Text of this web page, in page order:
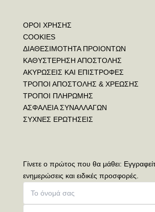
ΟΡΟΙ ΧΡΗΣΗΣ
COOKIES
ΔΙΑΘΕΣΙΜΟΤΗΤΑ ΠΡΟΙΟΝΤΩΝ
ΚΑΘΥΣΤΕΡΗΣΗ ΑΠΟΣΤΟΛΗΣ
ΑΚΥΡΩΣΕΙΣ ΚΑΙ ΕΠΙΣΤΡΟΦΕΣ
ΤΡΟΠΟΙ ΑΠΟΣΤΟΛΗΣ & ΧΡΕΩΣΗΣ
ΤΡΟΠΟΙ ΠΛΗΡΩΜΗΣ
ΑΣΦΑΛΕΙΑ ΣΥΝΑΛΛΑΓΩΝ
ΣΥΧΝΕΣ ΕΡΩΤΗΣΕΙΣ
Γίνετε ο πρώτος που θα μάθει:
ενημερώσεις και ειδικές προσφορές.